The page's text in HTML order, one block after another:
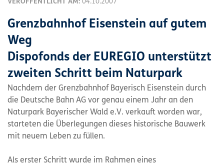
VERÖFFENTLICHT AM: 04.10.2007
Grenzbahnhof Eisenstein auf gutem
Weg
Dispofonds der EUREGIO unterstützt
zweiten Schritt beim Naturpark
Nachdem der Grenzbahnhof Bayerisch Eisenstein durch
die Deutsche Bahn AG vor genau einem Jahr an den
Naturpark Bayerischer Wald e.V. verkauft worden war,
starteten die Überlegungen dieses historische Bauwerk
mit neuem Leben zu füllen.
Als erster Schritt wurde im Rahmen eines